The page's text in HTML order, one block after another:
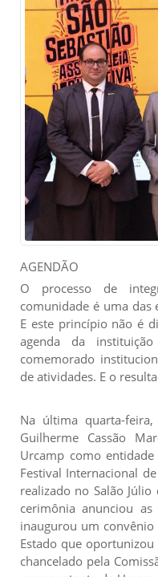
AGENDÃO
O processo de
comunidade é uma das
E este princípio não é
agenda da
comemorado
de atividades. E o
Na última quarta-
Guilherme Cassão
Urcamp como
Festival Internacional
realizado no Salão
cerimônia anunciou
inaugurou um convênio
Estado que
chancelado pela